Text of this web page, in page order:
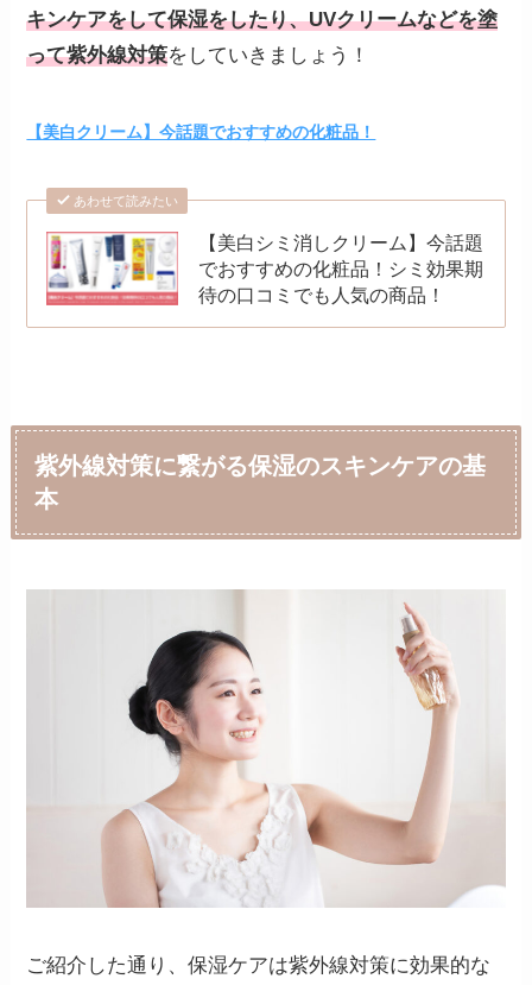
キンケアをして保湿をしたり、UVクリームなどを塗
って紫外線対策をしていきましょう！
【美白クリーム】今話題でおすすめの化粧品！
あわせて読みたい
【美白シミ消しクリーム】今話題
でおすすめの化粧品！シミ効果期
待の口コミでも人気の商品！
紫外線対策に繋がる保湿のスキンケアの基
本
ご紹介した通り、保湿ケアは紫外線対策に効果的な